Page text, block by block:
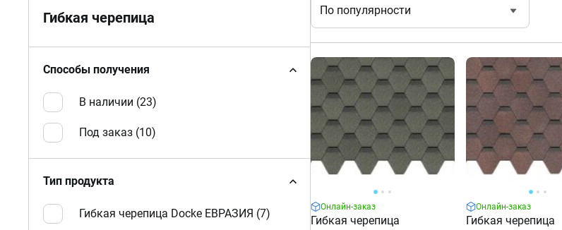
Гибкая черепица
Способы получения
В наличии (23)
Под заказ (10)
Тип продукта
Гибкая черепица Docke ЕВРАЗИЯ (7)
По популярности
Онлайн-заказ
Гибкая черепица
Онлайн-заказ
Гибкая черепица